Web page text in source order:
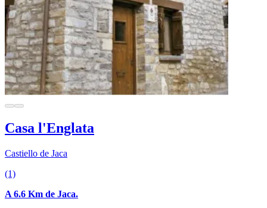
Casa l'Englata
Castiello de Jaca
(1)
A 6.6 Km de Jaca.